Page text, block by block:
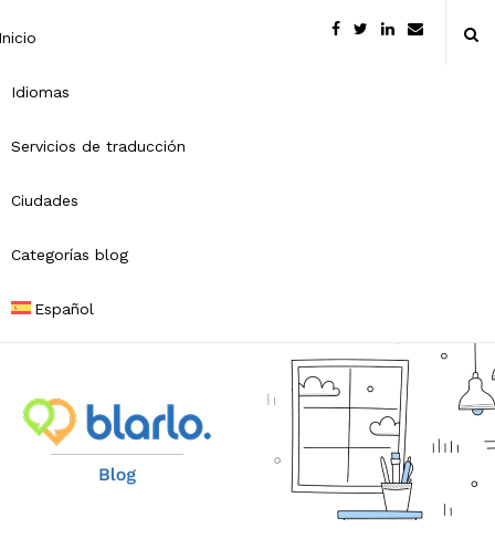
Idiomas
Servicios de traducción
Ciudades
Categorías blog
Español
B